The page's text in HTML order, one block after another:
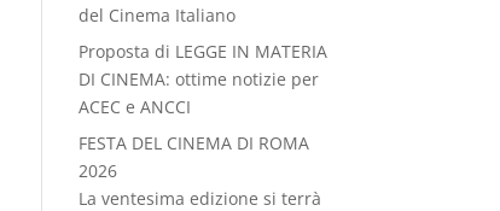
del Cinema Italiano
Proposta di LEGGE IN MATERIA
DI CINEMA: ottime notizie per
ACEC e ANCCI
FESTA DEL CINEMA DI ROMA
2026
La ventesima edizione si terrà